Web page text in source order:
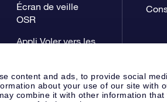
content and ads, to provide social
about your use of our site with
combine it with other information that
Écran de veille
OSR
Appli Voler vers les